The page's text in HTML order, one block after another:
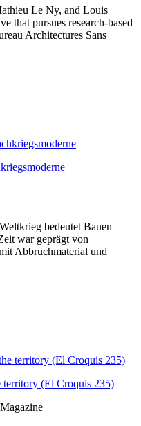
Le Ny, and Louis
that pursues research-based
Architectures Sans
bedeutet Bauen
war geprägt von
Abbruchmaterial und
(El Croquis 235)